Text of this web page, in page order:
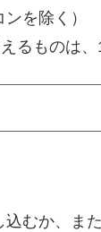
を除く）
るものは
むか、ま